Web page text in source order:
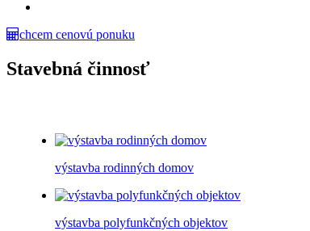
chcem cenovú ponuku
Stavebná činnosť
výstavba rodinných domov
výstavba polyfunkčných objektov